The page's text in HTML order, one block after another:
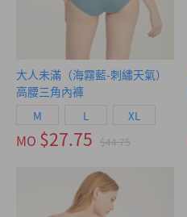
大人未滿（海霧藍-刺繡天氣）
高腰三角內褲
M L XL
MO $27.75 $44.75